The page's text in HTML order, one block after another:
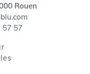
Rouen
57 57